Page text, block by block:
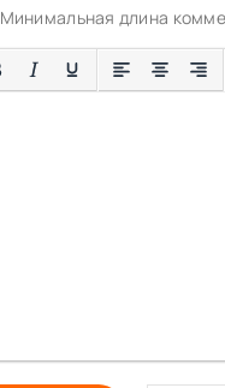
Минимальная длина